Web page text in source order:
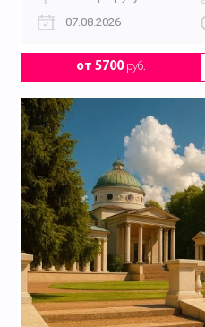
07.08.2026
от 5700руб.